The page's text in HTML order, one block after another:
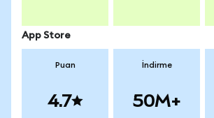
App Store
Puan
4.7
İndirme
50M+